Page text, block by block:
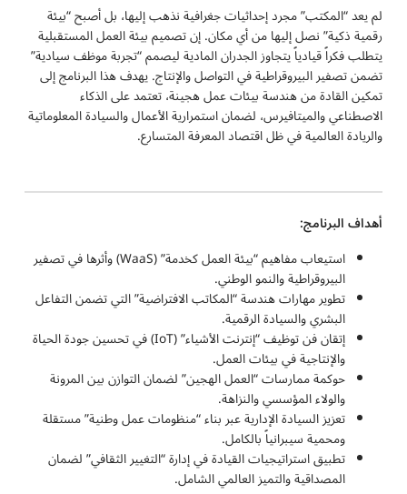
لم يعد “المكتب” مجرد إحداثيات جغرافية نذهب إليها، بل أصبح “بيئة
رقمية ذكية” نصل إليها من أي مكان. إن تصميم بيئة العمل المستقبلية
يتطلب فكراً قيادياً يتجاوز الجدران المادية ليصمم “تجربة موظف سيادية”
تضمن تصفير البيروقراطية في التواصل والإنتاج. يهدف هذا البرنامج إلى
تمكين القادة من هندسة بيئات عمل هجينة، تعتمد على الذكاء
الاصطناعي والميتافيرس، لضمان استمرارية الأعمال والسيادة المعلوماتية
والريادة العالمية في ظل اقتصاد المعرفة المتسارع.
أهداف البرنامج:
استيعاب مفاهيم “بيئة العمل كخدمة” (WaaS) وأثرها في تصفير
البيروقراطية والنمو الوطني.
تطوير مهارات هندسة “المكاتب الافتراضية” التي تضمن التفاعل
البشري والسيادة الرقمية.
إتقان فن توظيف “إنترنت الأشياء” (IoT) في تحسين جودة الحياة
والإنتاجية في بيئات العمل.
حوكمة ممارسات “العمل الهجين” لضمان التوازن بين المرونة
والولاء المؤسسي والنزاهة.
تعزيز السيادة الإدارية عبر بناء “منظومات عمل وطنية” مستقلة
ومحمية سيبرانياً بالكامل.
تطبيق استراتيجيات القيادة في إدارة “التغيير الثقافي” لضمان
المصداقية والتميز العالمي الشامل.